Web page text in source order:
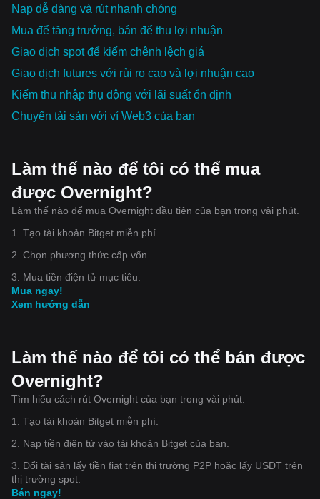
Nạp dễ dàng và rút nhanh chóng
Mua để tăng trưởng, bán để thu lợi nhuận
Giao dịch spot để kiếm chênh lệch giá
Giao dịch futures với rủi ro cao và lợi nhuận cao
Kiếm thu nhập thụ động với lãi suất ổn định
Chuyển tài sản với ví Web3 của bạn
Làm thế nào để tôi có thể mua
được Overnight?
Làm thế nào để mua Overnight đầu tiên của bạn trong vài phút.
1. Tạo tài khoản Bitget miễn phí.
2. Chọn phương thức cấp vốn.
3. Mua tiền điện tử mục tiêu.
Mua ngay!
Xem hướng dẫn
Làm thế nào để tôi có thể bán được
Overnight?
Tìm hiểu cách rút Overnight của bạn trong vài phút.
1. Tạo tài khoản Bitget miễn phí.
2. Nạp tiền điện tử vào tài khoản Bitget của bạn.
3. Đổi tài sản lấy tiền fiat trên thị trường P2P hoặc lấy USDT trên
thị trường spot.
Bán ngay!